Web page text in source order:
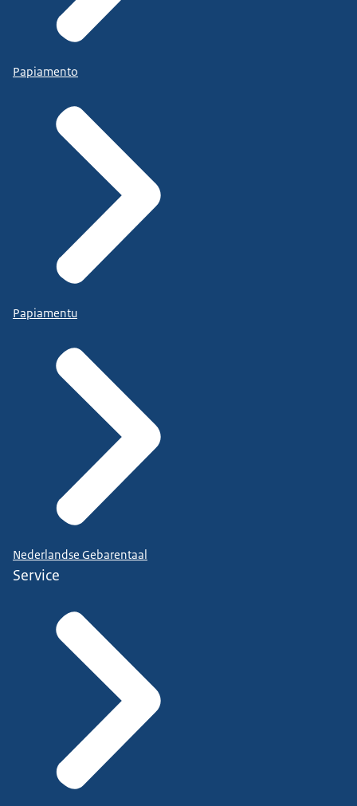
Papiamento
Papiamentu
Nederlandse Gebarentaal
Service